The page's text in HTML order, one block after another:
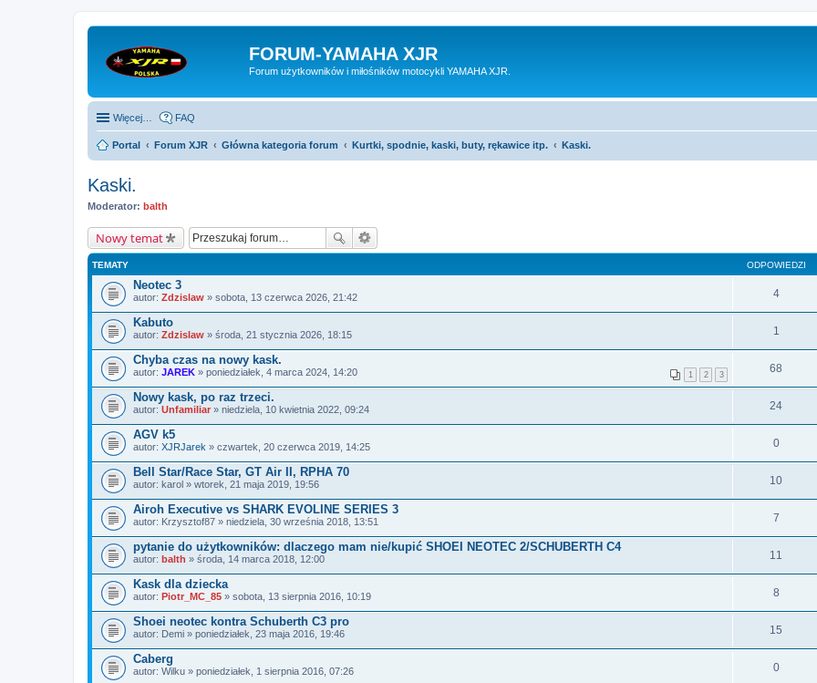
FORUM-YAMAHA XJR
Forum użytkowników i miłośników motocykli YAMAHA XJR.
Więcej… FAQ
Portal Forum XJR Główna kategoria forum Kurtki, spodnie, kaski, buty, rękawice itp. Kaski.
Kaski.
Moderator: balth
Nowy temat
TEMATY ODPOWIEDZI
Neotec 3
autor: Zdzislaw » sobota, 13 czerwca 2026, 21:42 4
Kabuto
autor: Zdzislaw » środa, 21 stycznia 2026, 18:15 1
Chyba czas na nowy kask.
1 2 3
autor: JAREK » poniedziałek, 4 marca 2024, 14:20 68
Nowy kask, po raz trzeci.
autor: Unfamiliar » niedziela, 10 kwietnia 2022, 09:24 24
AGV k5
autor: XJRJarek » czwartek, 20 czerwca 2019, 14:25 0
Bell Star/Race Star, GT Air II, RPHA 70
autor: karol » wtorek, 21 maja 2019, 19:56 10
Airoh Executive vs SHARK EVOLINE SERIES 3
autor: Krzysztof87 » niedziela, 30 września 2018, 13:51 7
pytanie do użytkowników: dlaczego mam nie/kupić SHOEI NEOTEC 2/SCHUBERTH C4
autor: balth » środa, 14 marca 2018, 12:00 11
Kask dla dziecka
autor: Piotr_MC_85 » sobota, 13 sierpnia 2016, 10:19 8
Shoei neotec kontra Schuberth C3 pro
autor: Demi » poniedziałek, 23 maja 2016, 19:46 15
Caberg
autor: Wilku » poniedziałek, 1 sierpnia 2016, 07:26 0